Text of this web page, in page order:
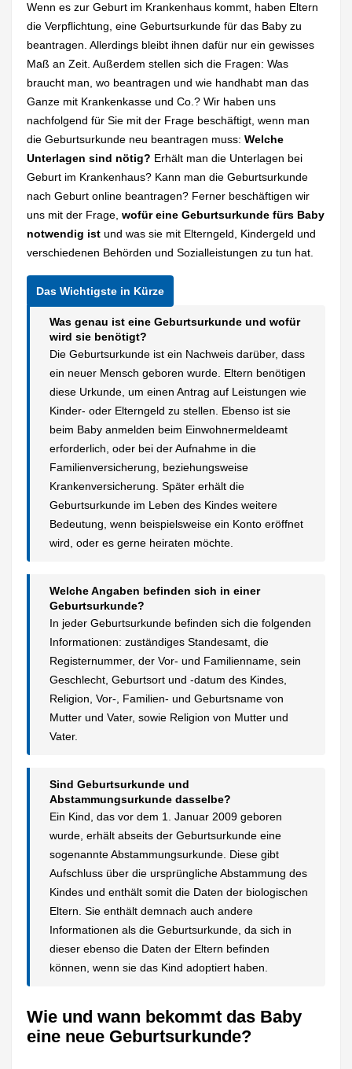
Wenn es zur Geburt im Krankenhaus kommt, haben Eltern
die Verpflichtung, eine Geburtsurkunde für das Baby zu
beantragen. Allerdings bleibt ihnen dafür nur ein gewisses
Maß an Zeit. Außerdem stellen sich die Fragen: Was
braucht man, wo beantragen und wie handhabt man das
Ganze mit Krankenkasse und Co.? Wir haben uns
nachfolgend für Sie mit der Frage beschäftigt, wenn man
die Geburtsurkunde neu beantragen muss:Welche
Unterlagen sind nötig? Erhält man die Unterlagen bei
Geburt im Krankenhaus? Kann man die Geburtsurkunde
nach Geburt online beantragen? Ferner beschäftigen wir
uns mit der Frage, wofür eine Geburtsurkunde fürs Baby
notwendig ist und was sie mit Elterngeld, Kindergeld und
verschiedenen Behörden und Sozialleistungen zu tun hat.
Was genau ist eine Geburtsurkunde und wofür
wird sie benötigt?
Die Geburtsurkunde ist ein Nachweis darüber, dass
ein neuer Mensch geboren wurde. Eltern benötigen
diese Urkunde, um einen Antrag auf Leistungen wie
Kinder- oder Elterngeld zu stellen. Ebenso ist sie
beim Baby anmelden beim Einwohnermeldeamt
erforderlich, oder bei der Aufnahme in die
Familienversicherung, beziehungsweise
Krankenversicherung. Später erhält die
Geburtsurkunde im Leben des Kindes weitere
Bedeutung, wenn beispielsweise ein Konto eröffnet
wird, oder es gerne heiraten möchte.
Welche Angaben befinden sich in einer
Geburtsurkunde?
In jeder Geburtsurkunde befinden sich die folgenden
Informationen: zuständiges Standesamt, die
Registernummer, der Vor- und Familienname, sein
Geschlecht, Geburtsort und -datum des Kindes,
Religion, Vor-, Familien- und Geburtsname von
Mutter und Vater, sowie Religion von Mutter und
Vater.
Sind Geburtsurkunde und
Abstammungsurkunde dasselbe?
Ein Kind, das vor dem 1. Januar 2009 geboren
wurde, erhält abseits der Geburtsurkunde eine
sogenannte Abstammungsurkunde. Diese gibt
Aufschluss über die ursprüngliche Abstammung des
Kindes und enthält somit die Daten der biologischen
Eltern. Sie enthält demnach auch andere
Informationen als die Geburtsurkunde, da sich in
dieser ebenso die Daten der Eltern befinden
können, wenn sie das Kind adoptiert haben.
Wie und wann bekommt das Baby
eine neue Geburtsurkunde?